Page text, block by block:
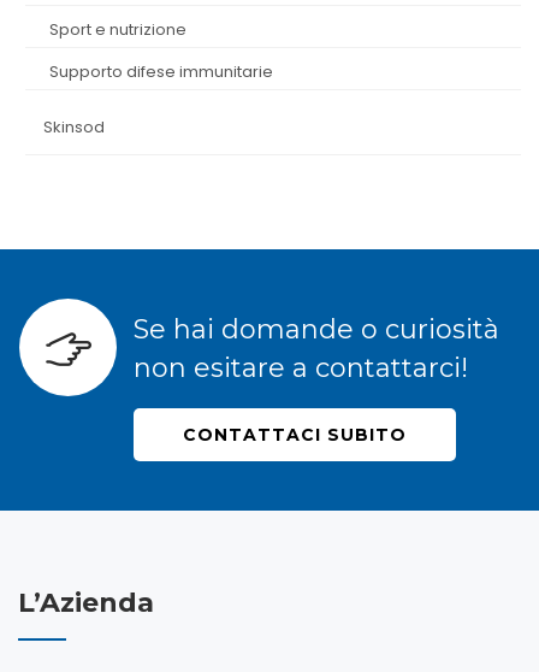
sport e nutrizione
supporto difese immunitarie
skinsod
Se hai domande o curiosità
non esitare a contattarci!
CONTATTACI SUBITO
L’Azienda